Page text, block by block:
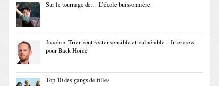
Sur le tournage de… L’école buissonnière
Joachim Trier veut rester sensible et vulnérable – Interview
pour Back Home
Top 10 des gangs de filles